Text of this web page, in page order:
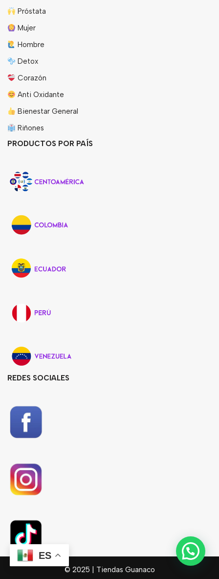
Próstata
Mujer
Hombre
Detox
Corazón
Anti Oxidante
Bienestar General
Riñones
PRODUCTOS POR PAÍS
REDES SOCIALES
© 2025 | Tiendas Guanaco
ES